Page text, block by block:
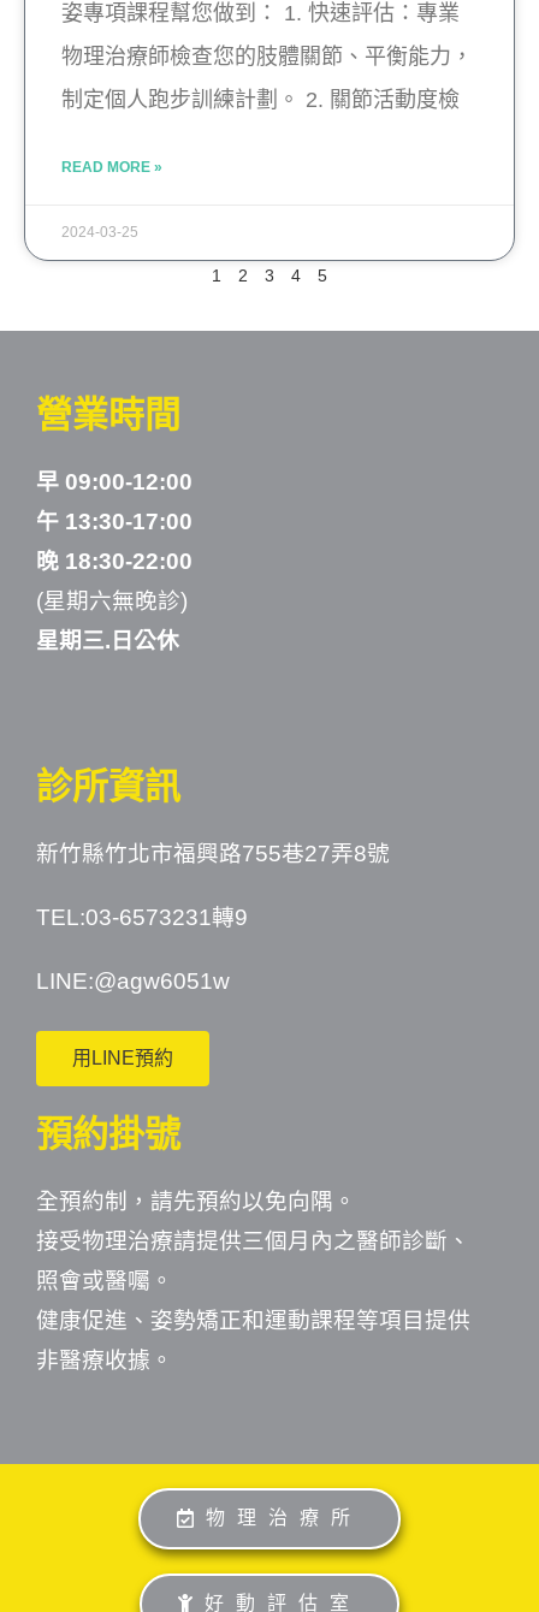
姿專項課程幫您做到： 1. 快速評估：專業
物理治療師檢查您的肢體關節、平衡能力，
制定個人跑步訓練計劃。 2. 關節活動度檢
READ MORE »
2024-03-25
1 2 3 4 5
營業時間
早 09:00-12:00
午 13:30-17:00
晚 18:30-22:00
(星期六無晚診)
星期三.日公休
診所資訊
新竹縣竹北市福興路755巷27弄8號
TEL:03-6573231轉9
LINE:@agw6051w
用LINE預約
預約掛號
全預約制，請先預約以免向隅。
接受物理治療請提供三個月內之醫師診斷、
照會或醫囑。
健康促進、姿勢矯正和運動課程等項目提供
非醫療收據。
物理治療所
好動評估室